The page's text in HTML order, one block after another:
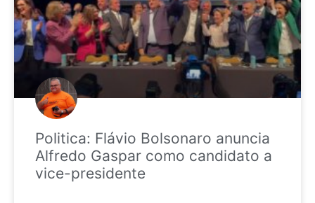
Politica: Flávio Bolsonaro anuncia
Alfredo Gaspar como candidato a
vice-presidente